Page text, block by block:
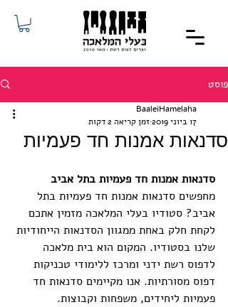
פוסט
סדנאות אמנות חד פעמיות
BaaleiHamelaha
17 ביוני 2019
זמן קריאה 2 דקות
סדנאות אמנות חד פעמיות בתל אביב
מחפשים סדנאות אמנות חד פעמיות בתל
אביב? סטודיו בעלי המלאכה מזמין אתכם
לקחת חלק באחת ממגוון הסדנאות הייחודיות
שלנו בסטודיו. המקום הוא בית מלאכה
לדפוס רשת ידני ומרכז ללימודי טכניקות
דפוס מסורתיות. אנו מקיימים סדנאות חד
פעמיות ליחידים, משפחות וקבוצות.